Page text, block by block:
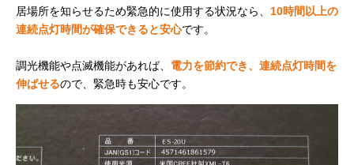
居場所を知らせるため緊急的に使用する状況なら、 10時間以上の
連続点灯時間が確保できると安心です。
調光機能や点滅機能があれば、 電力を節約でき、連続点灯時間を
伸ばせるので、緊急時も安心です。